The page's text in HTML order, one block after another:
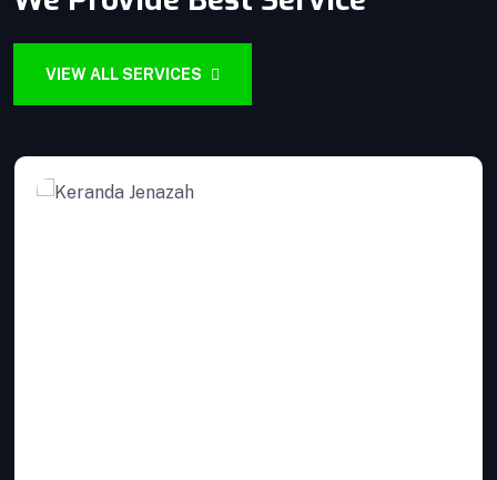
VIEW ALL SERVICES